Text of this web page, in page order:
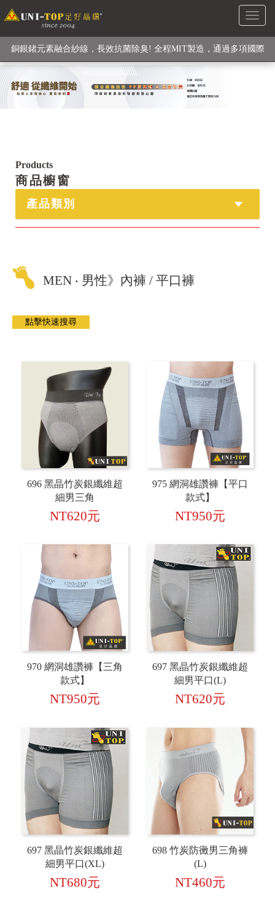
Toggle
級高性能纖維素材), 機能貼身衣物No. 1
銅銀鍺元素融合紗線，長效抗菌除臭! 全程MIT製造，通過多項國際
檢驗
【快來點我】H型銅銀纖維長效PP能量護膝! 支撐. 包覆感. 超透氣.
Products
商品櫥窗
產品類別
MEN ‧ 男性》內褲 / 平口褲
696 黑晶竹炭銀纖維超
細男三角
NT620元
975 網洞雄讚褲【平口
款式】
NT950元
970 網洞雄讚褲【三角
款式】
NT950元
697 黑晶竹炭銀纖維超
細男平口(L)
NT620元
697 黑晶竹炭銀纖維超
細男平口(XL)
NT680元
698 竹炭防黴男三角褲
(L)
NT460元